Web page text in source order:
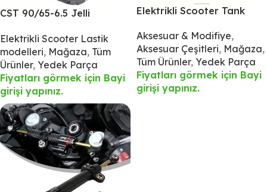
CST 90/65-6.5 Jelli
Lastiği, Dualtron
Elektrikli Scooter Lastik
modelleri, Mağaza, Tüm
Ürünler, Yedek Parça
Fiyatları görmek için Bayi
girişi yapınız.
Elektrikli Scooter Tank
Aksesuar & Modifiye,
Aksesuar Çeşitleri, Mağaza,
Tüm Ürünler, Yedek Parça
Fiyatları görmek için Bayi
girişi yapınız.